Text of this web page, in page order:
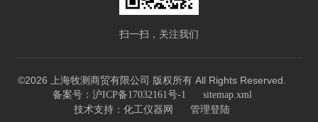
扫一扫，关注我们
©2026 上海牧测商贸有限公司 版权所有 All Rights Reserved.
备案号：沪ICP备17032161号-1 sitemap.xml
技术支持： 化工仪器网 管理登陆